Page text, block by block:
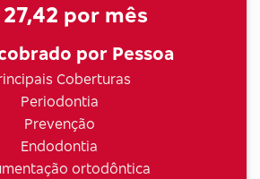
por mês
por Pessoa
Coberturas
Periodontia
Prevenção
Endodontia
ortodôntica